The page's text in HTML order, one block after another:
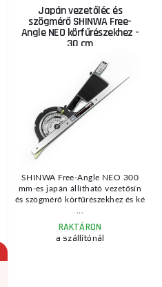
Japán vezetőléc és
szögmérő SHINWA Free-
Angle NEO körfűrészekhez -
30 cm
SHINWA Free-Angle NEO 300
mm-es japán állítható vezetősín
és szögmérő körfűrészekhez és ké
RAKTÁRON
a szállítónál